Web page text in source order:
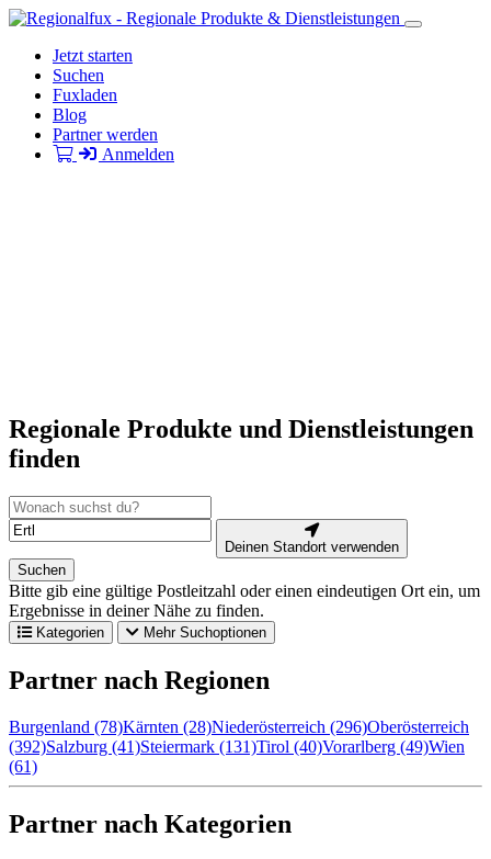
Jetzt starten
Suchen
Fuxladen
Blog
Partner werden
Anmelden
Regionale Produkte und Dienstleistungen
finden
Deinen Standort verwenden
Suchen
Bitte gib eine gültige Postleitzahl oder einen eindeutigen Ort ein, um
Ergebnisse in deiner Nähe zu finden.
Kategorien Mehr Suchoptionen
Partner nach Regionen
Burgenland (78)Kärnten (28)Niederösterreich (296)Oberösterreich
(392)Salzburg (41)Steiermark (131)Tirol (40)Vorarlberg (49)Wien
(61)
Partner nach Kategorien